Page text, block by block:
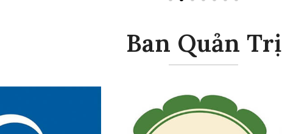
Ban Quản Trị